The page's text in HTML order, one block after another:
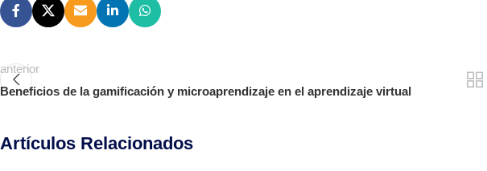
anterior
Beneficios de la gamificación y microaprendizaje en el aprendizaje virtual
Artículos Relacionados